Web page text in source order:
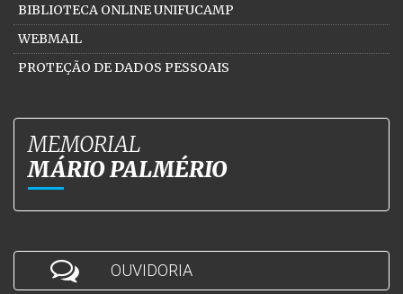
BIBLIOTECA ONLINE UNIFUCAMP
WEBMAIL
PROTEÇÃO DE DADOS PESSOAIS
MEMORIAL
MÁRIO PALMÉRIO
OUVIDORIA